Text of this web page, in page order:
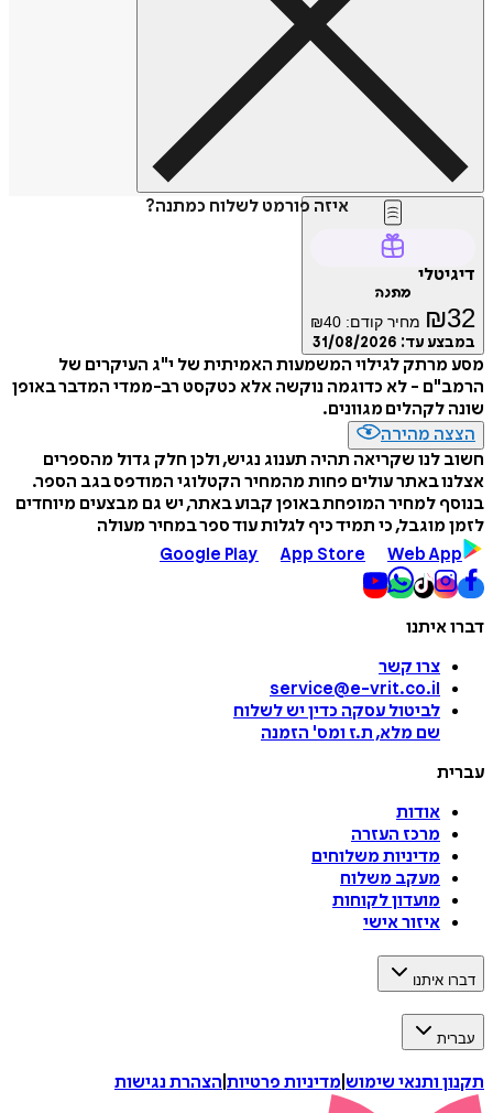
איזה פורמט לשלוח כמתנה?
דיגיטלי
מתנה
₪32 מחיר קודם: ₪40
במבצע עד: 31/08/2026
מסע מרתק לגילוי המשמעות האמיתית של י"ג העיקרים של
הרמב"ם - לא כדוגמה נוקשה אלא כטקסט רב-ממדי המדבר באופן
שונה לקהלים מגוונים.
הצצה מהירה
חשוב לנו שקריאה תהיה תענוג נגיש, ולכן חלק גדול מהספרים
אצלנו באתר עולים פחות מהמחיר הקטלוגי המודפס בגב הספר.
בנוסף למחיר המופחת באופן קבוע באתר, יש גם מבצעים מיוחדים
לזמן מוגבל, כי תמיד כיף לגלות עוד ספר במחיר מעולה
Google Play
App Store Web App
דברו איתנו
צרו קשר
service@e-vrit.co.il
לביטול עסקה כדין יש לשלוח
שם מלא, ת.ז ומס' הזמנה
עברית
אודות
מרכז העזרה
מדיניות משלוחים
מעקב משלוח
מועדון לקוחות
איזור אישי
דברו איתנו
עברית
תקנון ותנאי שימוש מדיניות פרטיות הצהרת נגישות